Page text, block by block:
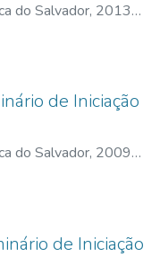
do Salvador, 2013-
Católica do
de Iniciação
do Salvador, 2009-
Católica do
de Iniciação